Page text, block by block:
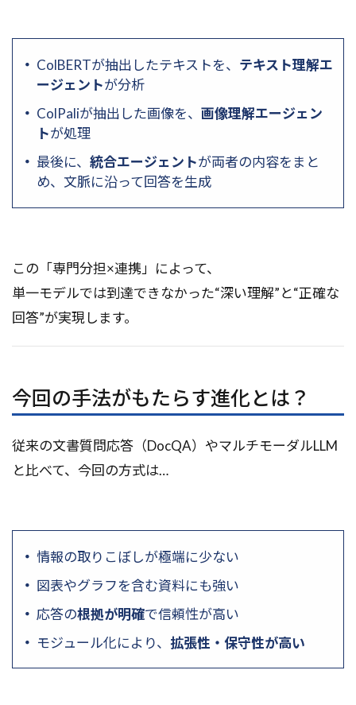
ColBERTが抽出したテキストを、 テキスト理解エ
ージェントが分析
ColPaliが抽出した画像を、 画像理解エージェン
トが処理
最後に、 統合エージェントが両者の内容をまと
め、文脈に沿って回答を生成
この「専門分担×連携」によって、
単一モデルでは到達できなかった“深い理解”と“正確な
回答”が実現します。
今回の手法がもたらす進化とは？
従来の文書質問応答（DocQA）やマルチモーダルLLM
と比べて、今回の方式は…
情報の取りこぼしが極端に少ない
図表やグラフを含む資料にも強い
応答の根拠が明確で信頼性が高い
モジュール化により、 拡張性・保守性が高い